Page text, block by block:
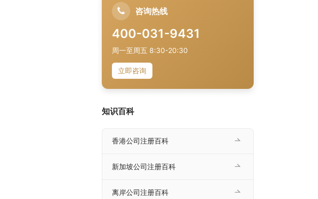
咨询热线
400-031-9431
周一至周五 8:30-20:30
立即咨询
知识百科
香港公司注册百科
新加坡公司注册百科
离岸公司注册百科